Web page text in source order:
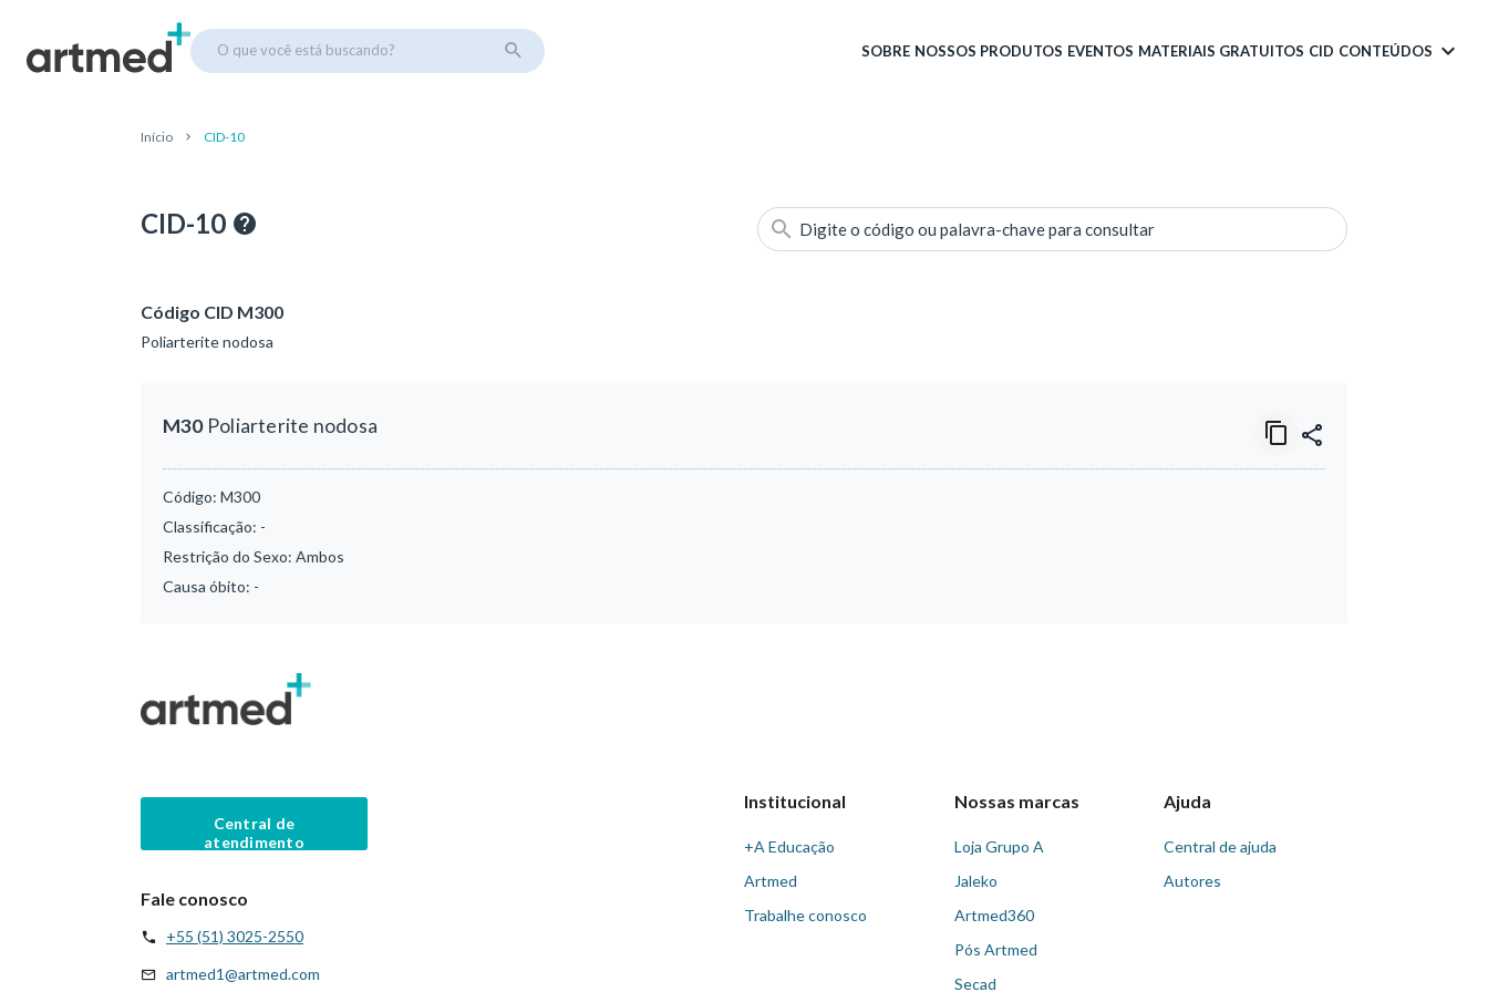
O que você está buscando? SOBRE NOSSOS PRODUTOS EVENTOS MATERIAIS GRATUITOS CID CONTEÚDOS
Início CID-10
CID-10 Digite o código ou palavra-chave para consultar
Código CID M300
Poliarterite nodosa
M30Poliarterite nodosa
Código: M300
Classificação: -
Restrição do Sexo: Ambos
Causa óbito: -
Central de
atendimento
Fale conosco
+55 (51) 3025-2550
artmed1@artmed.com
Institucional
+A Educação
Artmed
Trabalhe conosco
Nossas marcas
Loja Grupo A
Jaleko
Artmed360
Pós Artmed
Secad
Ajuda
Central de ajuda
Autores